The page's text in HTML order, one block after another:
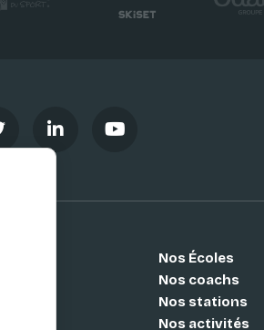
Nos Écoles
Nos coachs
Nos stations
Nos activités